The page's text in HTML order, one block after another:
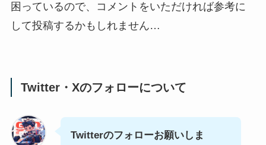
困っているので、コメントをいただければ参考に
して投稿するかもしれません…
Twitter・Xのフォローについて
Twitterのフォローお願いしま